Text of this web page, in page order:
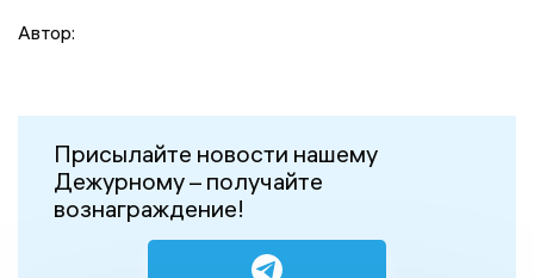
Автор:
Присылайте новости нашему
Дежурному – получайте
вознаграждение!